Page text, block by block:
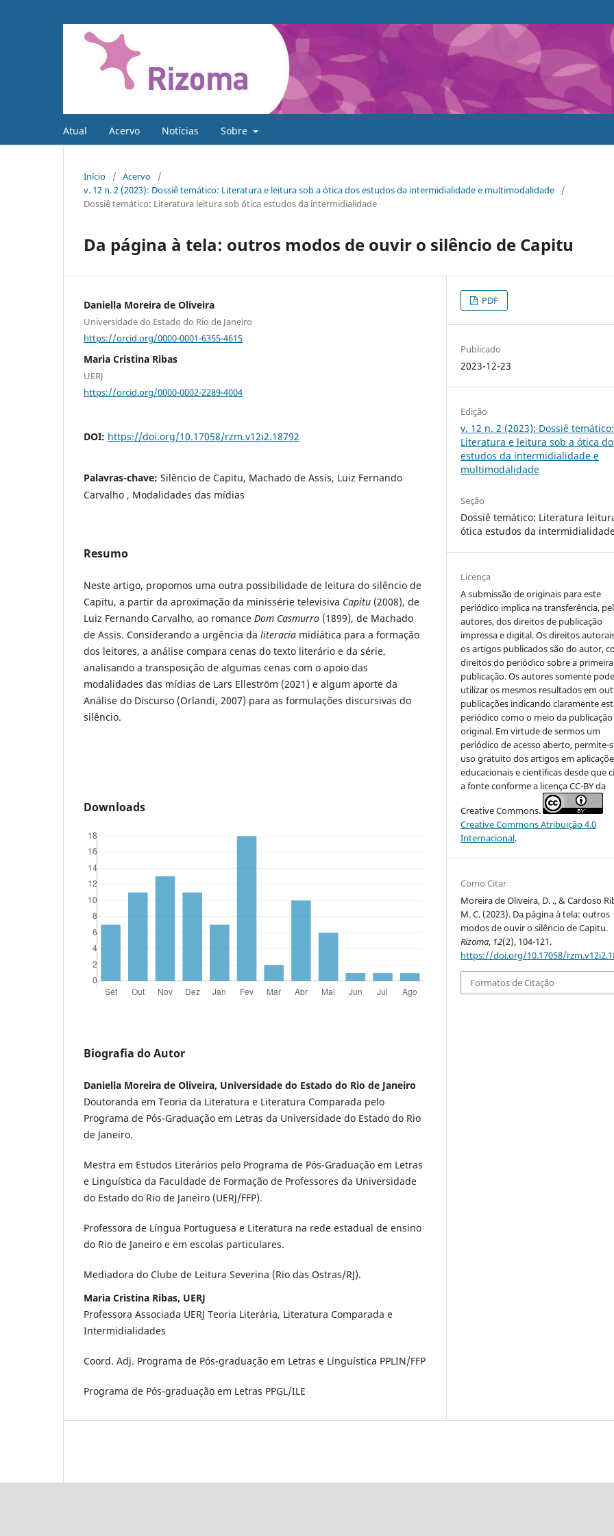
Atual Acervo Notícias Sobre
Início / Acervo
/
v. 12 n. 2 (2023): Dossiê temático: Literatura e leitura sob a ótica dos estudos da intermidialidade e multimodalidade
/
Dossiê temático: Literatura leitura sob ótica estudos da intermidialidade
Da página à tela: outros modos de ouvir o silêncio de Capitu
Daniella Moreira de Oliveira
Universidade do Estado do Rio de Janeiro
https://orcid.org/0000-0001-6355-4615
Maria Cristina Ribas
UERJ
https://orcid.org/0000-0002-2289-4004
DOI: https://doi.org/10.17058/rzm.v12i2.18792
Palavras-chave: Silêncio de Capitu, Machado de Assis, Luiz Fernando
Carvalho , Modalidades das mídias
Resumo
Neste artigo, propomos uma outra possibilidade de leitura do silêncio de
Capitu, a partir da aproximação da minissérie televisiva Capitu (2008), de
Luiz Fernando Carvalho, ao romance Dom Casmurro (1899), de Machado
de Assis. Considerando a urgência da literacia midiática para a formação
dos leitores, a análise compara cenas do texto literário e da série,
analisando a transposição de algumas cenas com o apoio das
modalidades das mídias de Lars Elleström (2021) e algum aporte da
Análise do Discurso (Orlandi, 2007) para as formulações discursivas do
silêncio.
Downloads
Biografia do Autor
Daniella Moreira de Oliveira, Universidade do Estado do Rio de Janeiro
Doutoranda em Teoria da Literatura e Literatura Comparada pelo
Programa de Pós-Graduação em Letras da Universidade do Estado do Rio
de Janeiro.
Mestra em Estudos Literários pelo Programa de Pós-Graduação em Letras
e Linguística da Faculdade de Formação de Professores da Universidade
do Estado do Rio de Janeiro (UERJ/FFP).
Professora de Língua Portuguesa e Literatura na rede estadual de ensino
do Rio de Janeiro e em escolas particulares.
Mediadora do Clube de Leitura Severina (Rio das Ostras/RJ).
Maria Cristina Ribas, UERJ
Professora Associada UERJ Teoria Literária, Literatura Comparada e
Intermidialidades
Coord. Adj. Programa de Pós-graduação em Letras e Linguística PPLIN/FFP
Programa de Pós-graduação em Letras PPGL/ILE
PDF
Publicado
2023-12-23
Edição
v. 12 n. 2 (2023): Dossiê temático:
Literatura e leitura sob a ótica
estudos da intermidialidade e
multimodalidade
Seção
Dossiê temático: Literatura
ótica estudos da
Licença
A submissão de originais para este
periódico implica na transferência,
autores, dos direitos de publicação
impressa e digital. Os direitos
os artigos publicados são do autor,
direitos do periódico sobre a primeira
publicação. Os autores somente
utilizar os mesmos resultados em
publicações indicando claramente
periódico como o meio da publicação
original. Em virtude de sermos um
periódico de acesso aberto, permite-
uso gratuito dos artigos em
educacionais e científicas desde que
a fonte conforme a licença CC-BY da
Creative Commons.
Creative Commons Atribuição 4.0
Internacional.
Como Citar
Moreira de Oliveira, D. ., & Cardoso
M. C. (2023). Da página à tela: outros
modos de ouvir o silêncio de Capitu.
Rizoma, 12(2), 104-121.
https://doi.org/10.17058/
Formatos de Citação